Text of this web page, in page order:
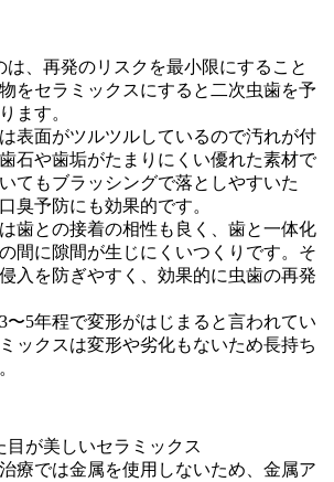
は、再発のリスクを最小限にすること
をセラミックスにすると二次虫歯を予
ます。
表面がツルツルしているので汚れが付
石や歯垢がたまりにくい優れた素材で
てもブラッシングで落としやすいた
臭予防にも効果的です。
歯との接着の相性も良く、歯と一体化
間に隙間が生じにくいつくりです。そ
入を防ぎやすく、効果的に虫歯の再発
〜5年程で変形がはじまると言われてい
ックスは変形や劣化もないため長持ち
目が美しいセラミックス
療では金属を使用しないため、金属ア